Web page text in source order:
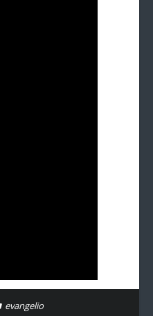
evangelio